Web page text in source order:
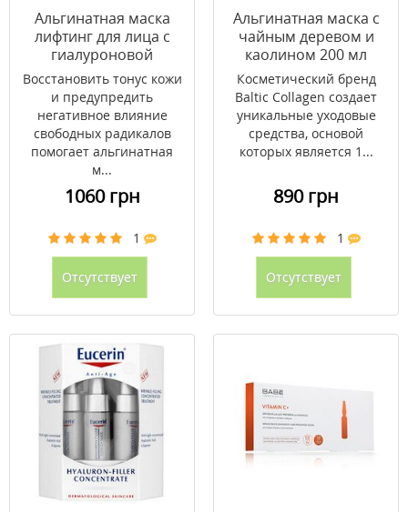
Альгинатная маска
лифтинг для лица с
гиалуроновой
кислотой и
коллагеном 200 мл
Восстановить тонус кожи
и предупредить
негативное влияние
свободных радикалов
помогает альгинатная
м...
1060 грн
1
Отсутствует
Альгинатная маска с
чайным деревом и
каолином 200 мл
Косметический бренд
Baltic Collagen создает
уникальные уходовые
средства, основой
которых является 1...
890 грн
1
Отсутствует